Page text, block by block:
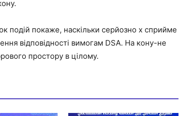
подій покаже, наскільки серйозно x сприйме
відповідності вимогам DSA. На кону-не
простору в цілому.